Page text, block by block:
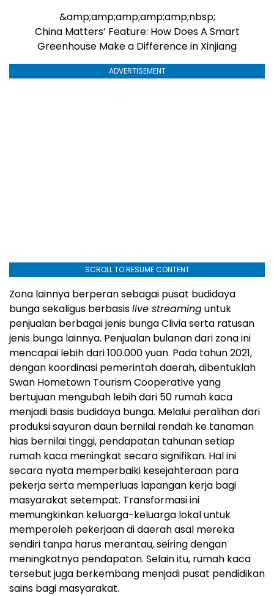
&amp;amp;amp;amp;amp;nbsp;
China Matters’ Feature: How Does A Smart
Greenhouse Make a Difference in Xinjiang
ADVERTISEMENT
SCROLL TO RESUME CONTENT
Zona lainnya berperan sebagai pusat budidaya
bunga sekaligus berbasislive streaminguntuk
penjualan berbagai jenis bunga Clivia serta ratusan
jenis bunga lainnya. Penjualan bulanan dari zona ini
mencapai lebih dari 100.000 yuan. Pada tahun 2021,
dengan koordinasi pemerintah daerah, dibentuklah
Swan Hometown Tourism Cooperative yang
bertujuan mengubah lebih dari 50 rumah kaca
menjadi basis budidaya bunga. Melalui peralihan dari
produksi sayuran daun bernilai rendah ke tanaman
hias bernilai tinggi, pendapatan tahunan setiap
rumah kaca meningkat secara signifikan. Hal ini
secara nyata memperbaiki kesejahteraan para
pekerja serta memperluas lapangan kerja bagi
masyarakat setempat. Transformasi ini
memungkinkan keluarga-keluarga lokal untuk
memperoleh pekerjaan di daerah asal mereka
sendiri tanpa harus merantau, seiring dengan
meningkatnya pendapatan. Selain itu, rumah kaca
tersebut juga berkembang menjadi pusat pendidikan
sains bagi masyarakat.